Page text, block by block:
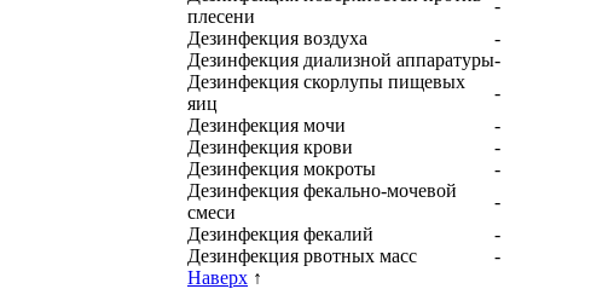
плесени
-
Дезинфекция воздуха
-
Дезинфекция диализной аппаратуры-
Дезинфекция скорлупы пищевых
яиц
-
Дезинфекция мочи
-
Дезинфекция крови
-
Дезинфекция мокроты
-
Дезинфекция фекально-мочевой
смеси
-
Дезинфекция фекалий
-
Дезинфекция рвотных масс
-
Наверх ↑